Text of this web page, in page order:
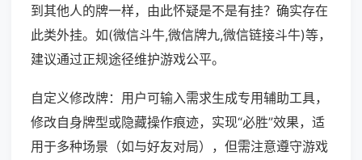
到其他人的牌一样，由此怀疑是不是有挂？确实存在
此类外挂。如(微信斗牛,微信牌九,微信链接斗牛)等，
建议通过正规途径维护游戏公平。
自定义修改牌：用户可输入需求生成专用辅助工具，
修改自身牌型或隐藏操作痕迹，实现“必胜”效果，适
用于多种场景（如与好友对局），但需注意遵守游戏